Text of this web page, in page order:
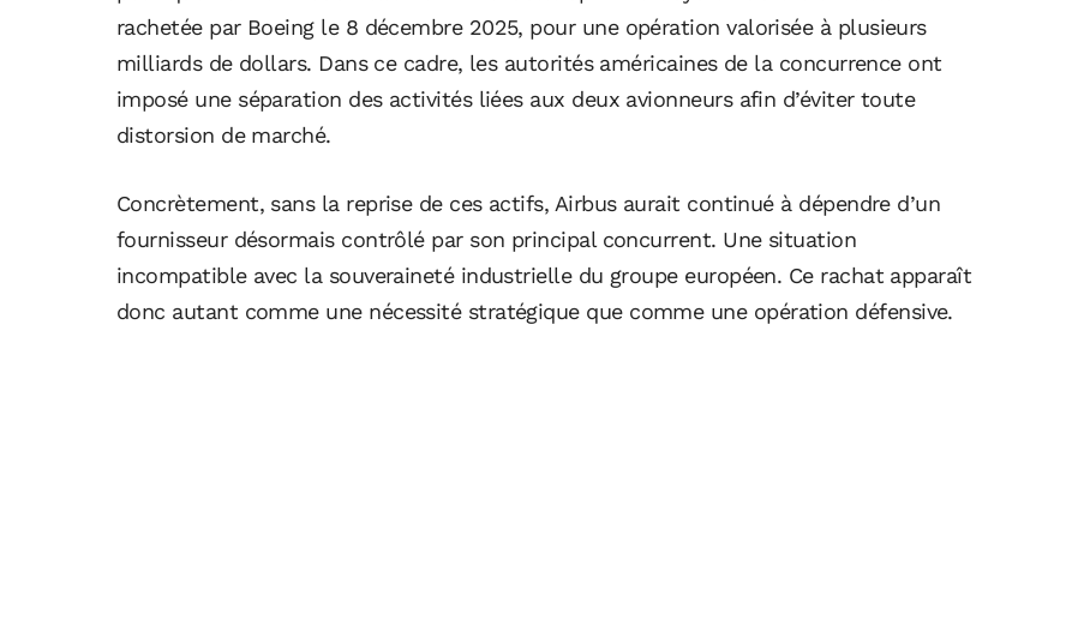
rachetée par Boeing le 8 décembre 2025, pour une opération valorisée à plusieurs
milliards de dollars. Dans ce cadre, les autorités américaines de la concurrence ont
imposé une séparation des activités liées aux deux avionneurs afin d’éviter toute
distorsion de marché.
Concrètement, sans la reprise de ces actifs, Airbus aurait continué à dépendre d’un
fournisseur désormais contrôlé par son principal concurrent. Une situation
incompatible avec la souveraineté industrielle du groupe européen. Ce rachat apparaît
donc autant comme une nécessité stratégique que comme une opération défensive.